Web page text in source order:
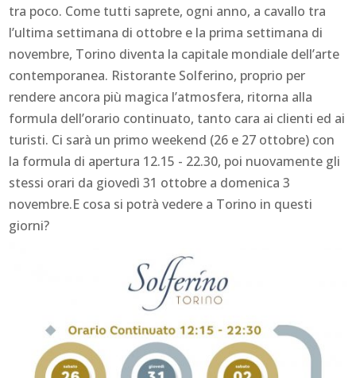
tra poco. Come tutti saprete, ogni anno, a cavallo tra
l’ultima settimana di ottobre e la prima settimana di
novembre, Torino diventa la capitale mondiale dell’arte
contemporanea. Ristorante Solferino, proprio per
rendere ancora più magica l’atmosfera, ritorna alla
formula dell’orario continuato, tanto cara ai clienti ed ai
turisti. Ci sarà un primo weekend (26 e 27 ottobre) con
la formula di apertura 12.15 - 22.30, poi nuovamente gli
stessi orari da giovedì 31 ottobre a domenica 3
novembre.E cosa si potrà vedere a Torino in questi
giorni?